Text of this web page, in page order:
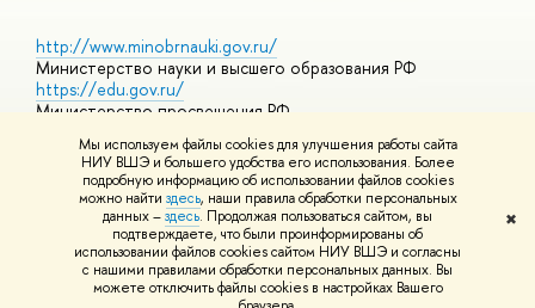
Мы используем файлы cookies для улучшения работы сайта
НИУ ВШЭ и большего удобства его использования. Более
подробную информацию об использовании файлов cookies
можно найти здесь, наши правила обработки персональных
данных –здесь. Продолжая пользоваться сайтом, вы
подтверждаете, что были проинформированы об
использовании файлов cookies сайтом НИУ ВШЭ и согласны
с нашими правилами обработки персональных данных. Вы
можете отключить файлы cookies в настройках Вашего
✖
http://www.minobrnauki.gov.ru/
Министерство науки и высшего образования РФ
https://edu.gov.ru/
Министерство просвещения РФ
https://elearning.hse.ru/mooc
Массовые открытые онлайн-курсы
© НИУ ВШЭ 1993–2026 Адреса и контактыУсловия
использования материалов Политика конфиденциальности
Шрифты HSE Sans и HSE Slab разработаны вШколе дизайна НИУ